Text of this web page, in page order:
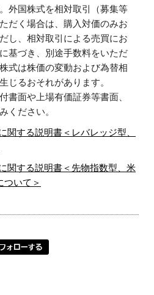
外国株式を相対取引（募集等
だく場合は、購入対価のみお
し、相対取引による売買にお
基づき、別途手数料をいただ
式は株価の変動および為替相
じるおそれがあります。
書面や上場有価証券等書面、
ください。
関する説明書＜レバレッジ型、
関する説明書＜先物指数型、米
ついて＞